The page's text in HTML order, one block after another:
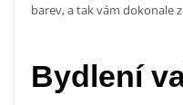
barev, a tak vám dokonale
Bydlení